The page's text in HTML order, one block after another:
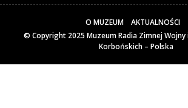
O MUZEUM
AKTUALNOŚCI
© Copyright 2025 Muzeum Radia Zimnej
Korbońskich – Polska